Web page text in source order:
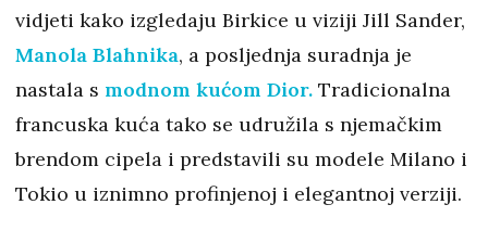
vidjeti kako izgledaju Birkice u viziji Jill Sander,
Manola Blahnika, a posljednja suradnja je
nastala s modnom kućom Dior. Tradicionalna
francuska kuća tako se udružila s njemačkim
brendom cipela i predstavili su modele Milano i
Tokio u iznimno profinjenoj i elegantnoj verziji.